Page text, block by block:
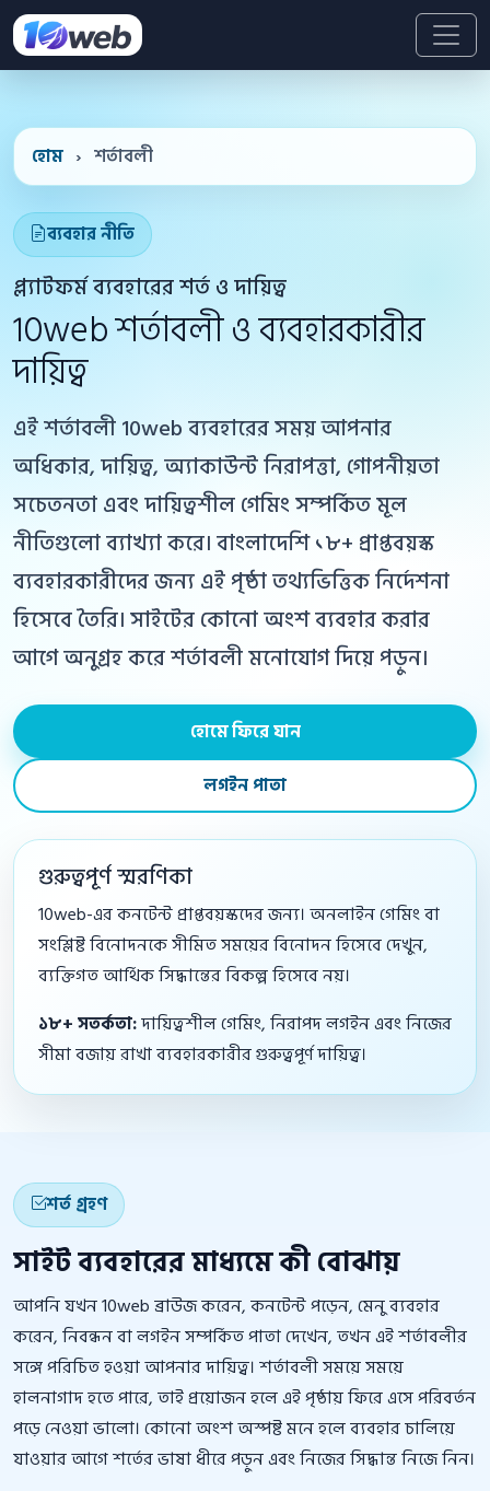
হোম › শর্তাবলী
ব্যবহার নীতি
প্ল্যাটফর্ম ব্যবহারের শর্ত ও দায়িত্ব
10web শর্তাবলী ও ব্যবহারকারীর
দায়িত্ব
এই শর্তাবলী 10web ব্যবহারের সময় আপনার
অধিকার, দায়িত্ব, অ্যাকাউন্ট নিরাপত্তা, গোপনীয়তা
সচেতনতা এবং দায়িত্বশীল গেমিং সম্পর্কিত মূল
নীতিগুলো ব্যাখ্যা করে। বাংলাদেশি ১৮+ প্রাপ্তবয়স্ক
ব্যবহারকারীদের জন্য এই পৃষ্ঠা তথ্যভিত্তিক নির্দেশনা
হিসেবে তৈরি। সাইটের কোনো অংশ ব্যবহার করার
আগে অনুগ্রহ করে শর্তাবলী মনোযোগ দিয়ে পড়ুন।
হোমে ফিরে যান
লগইন পাতা
গুরুত্বপূর্ণ স্মরণিকা
10web-এর কনটেন্ট প্রাপ্তবয়স্কদের জন্য। অনলাইন গেমিং বা
সংশ্লিষ্ট বিনোদনকে সীমিত সময়ের বিনোদন হিসেবে দেখুন,
ব্যক্তিগত আর্থিক সিদ্ধান্তের বিকল্প হিসেবে নয়।
১৮+ সতর্কতা:দায়িত্বশীল গেমিং, নিরাপদ লগইন এবং নিজের
সীমা বজায় রাখা ব্যবহারকারীর গুরুত্বপূর্ণ দায়িত্ব।
শর্ত গ্রহণ
সাইট ব্যবহারের মাধ্যমে কী বোঝায়
আপনি যখন 10web ব্রাউজ করেন, কনটেন্ট পড়েন, মেনু ব্যবহার
করেন, নিবন্ধন বা লগইন সম্পর্কিত পাতা দেখেন, তখন এই শর্তাবলীর
সঙ্গে পরিচিত হওয়া আপনার দায়িত্ব। শর্তাবলী সময়ে সময়ে
হালনাগাদ হতে পারে, তাই প্রয়োজন হলে এই পৃষ্ঠায় ফিরে এসে পরিবর্তন
পড়ে নেওয়া ভালো। কোনো অংশ অস্পষ্ট মনে হলে ব্যবহার চালিয়ে
যাওয়ার আগে শর্তের ভাষা ধীরে পড়ুন এবং নিজের সিদ্ধান্ত নিজে নিন।